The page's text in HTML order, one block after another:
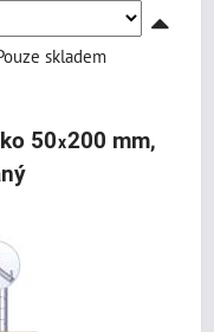
skladem
50x200 mm,